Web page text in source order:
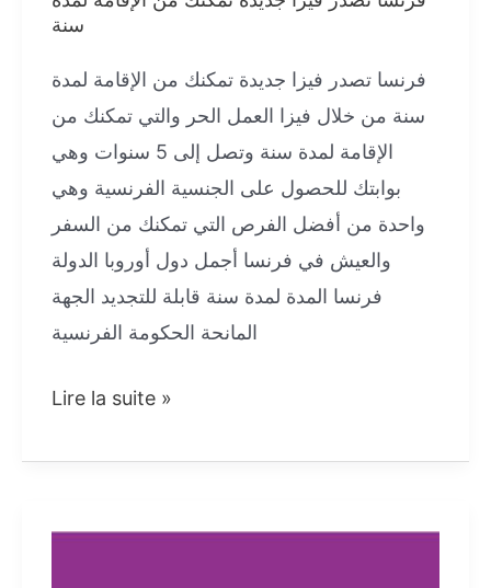
سنة
فرنسا تصدر فيزا جديدة تمكنك من الإقامة لمدة
سنة من خلال فيزا العمل الحر والتي تمكنك من
الإقامة لمدة سنة وتصل إلى 5 سنوات وهي
بوابتك للحصول على الجنسية الفرنسية وهي
واحدة من أفضل الفرص التي تمكنك من السفر
والعيش في فرنسا أجمل دول أوروبا الدولة
فرنسا المدة لمدة سنة قابلة للتجديد الجهة
المانحة الحكومة الفرنسية
فرنسا
فيزا
تمكنك
Lire la suite »